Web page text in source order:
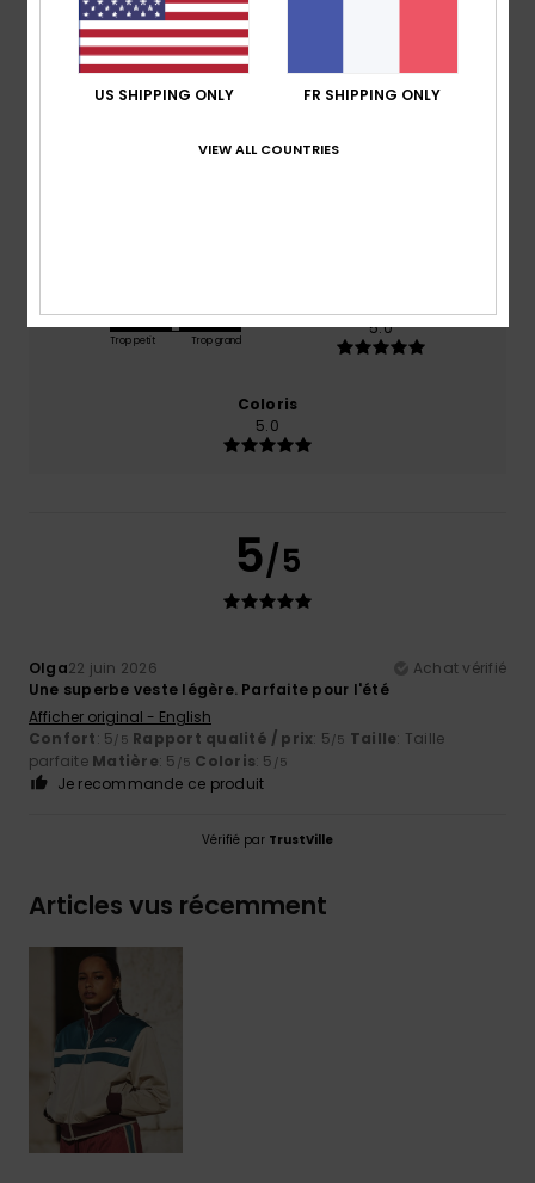
5.0
100% de nos clients recommandent ce produit
Trop petit Trop grand
5.0
Coloris
5.0
5/5
Olga22 juin 2026
Achat vérifié
Une superbe veste légère. Parfaite pour l'été
Afficher original - English
Confort: 5/5 Rapport qualité / prix: 5/5 Taille: Taille
parfaite Matière: 5 /5 Coloris: 5 /5
Je recommande ce produit
Vérifié par TrustVille
Articles vus récemment
US SHIPPING ONLY FR SHIPPING ONLY
VIEW ALL COUNTRIES